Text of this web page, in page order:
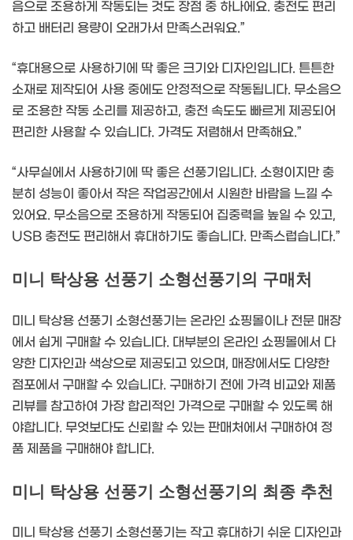
음으로 조용하게 작동되는 것도 장점 중 하나에요. 충전도 편리
하고 배터리 용량이 오래가서 만족스러워요.”
“휴대용으로 사용하기에 딱 좋은 크기와 디자인입니다. 튼튼한
소재로 제작되어 사용 중에도 안정적으로 작동됩니다. 무소음으
로 조용한 작동 소리를 제공하고, 충전 속도도 빠르게 제공되어
편리한 사용할 수 있습니다. 가격도 저렴해서 만족해요.”
“사무실에서 사용하기에 딱 좋은 선풍기입니다. 소형이지만 충
분히 성능이 좋아서 작은 작업공간에서 시원한 바람을 느낄 수
있어요. 무소음으로 조용하게 작동되어 집중력을 높일 수 있고,
USB 충전도 편리해서 휴대하기도 좋습니다. 만족스럽습니다.”
미니 탁상용 선풍기 소형선풍기의 구매처
미니 탁상용 선풍기 소형선풍기는 온라인 쇼핑몰이나 전문 매장
에서 쉽게 구매할 수 있습니다. 대부분의 온라인 쇼핑몰에서 다
양한 디자인과 색상으로 제공되고 있으며, 매장에서도 다양한
점포에서 구매할 수 있습니다. 구매하기 전에 가격 비교와 제품
리뷰를 참고하여 가장 합리적인 가격으로 구매할 수 있도록 해
야합니다. 무엇보다도 신뢰할 수 있는 판매처에서 구매하여 정
품 제품을 구매해야 합니다.
미니 탁상용 선풍기 소형선풍기의 최종 추천
미니 탁상용 선풍기 소형선풍기는 작고 휴대하기 쉬운 디자인과